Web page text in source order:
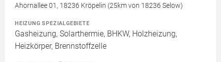
Ahornallee 01, 18236 Kröpelin (25km von 18236 Selow)
HEIZUNG SPEZIALGEBIETE
Gasheizung, Solarthermie, BHKW, Holzheizung,
Heizkörper, Brennstoffzelle